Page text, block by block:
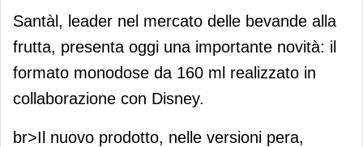
Novità da Santal: insieme a Disney
con un nuovo formato
Santàl, leader nel mercato delle bevande alla
frutta, presenta oggi una importante novità: il
formato monodose da 160 ml realizzato in
collaborazione con Disney.
br>Il nuovo prodotto, nelle versioni pera,